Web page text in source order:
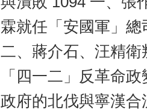
霖就任「安國軍」
二、蔣介石、汪精
「四一二」反革命
政府的北伐與寧漢